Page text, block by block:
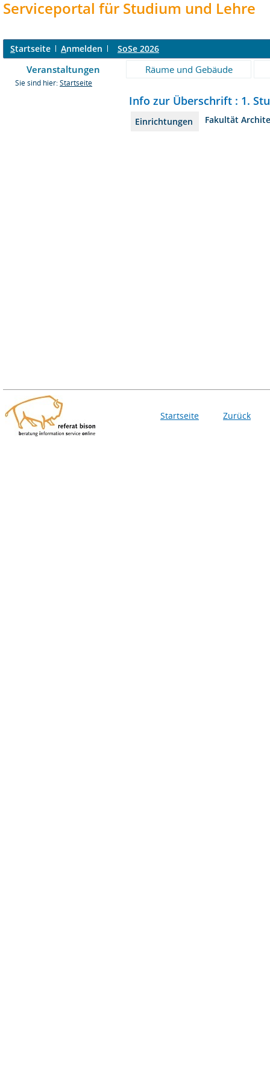
Serviceportal für Studium und Lehre
Startseite Anmelden SoSe 2026
Veranstaltungen Räume und Gebäude
Sie sind hier: Startseite
Info zur Überschrift : 1.
Einrichtungen Fakultät
Startseite Zurück